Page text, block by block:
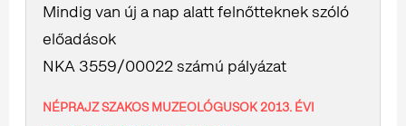
Mindig van új a nap alatt felnőtteknek szóló
előadások
NKA 3559/00022 számú pályázat
NÉPRAJZ SZAKOS MUZEOLÓGUSOK 2013. ÉVI